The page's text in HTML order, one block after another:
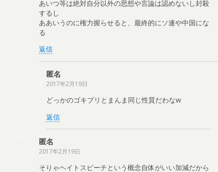
あいつ等は絶対自分以外の思想や言論は認めないし封殺
するし
ああいうのに権力握らせると、最終的にソ連や中国にな
る
返信
匿名
2017年2月19日
どっかのゴキブリとまんま同じ性質だわなw
返信
匿名
2017年2月19日
そりゃヘイトスピーチという概念自体がいい加減だから